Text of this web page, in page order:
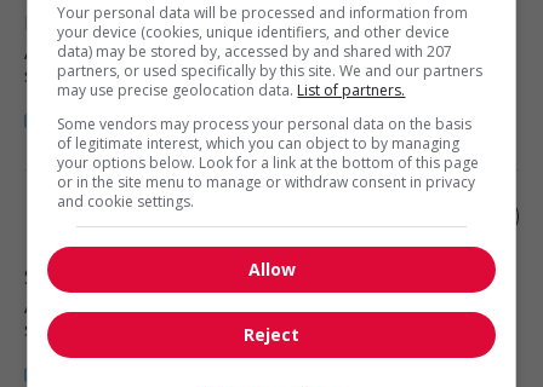
Delta, BC
Automobile, transport et mécanique
spécialisée
Long haul truck driver
Surrey
Automobile, transport et mécanique
spécialisée
Your personal data will be processed and information from
your device (cookies, unique identifiers, and other device
data) may be stored by, accessed by and shared with 207
partners, or used specifically by this site. We and our partners
may use precise geolocation data. List of partners.
Some vendors may process your personal data on the basis
of legitimate interest, which you can object to by managing
your options below. Look for a link at the bottom of this page
or in the site menu to manage or withdraw consent in privacy
and cookie settings.
Allow
Reject